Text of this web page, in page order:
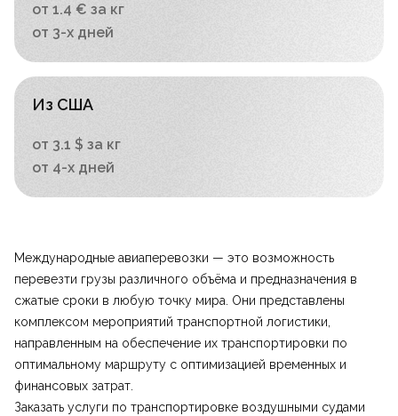
от 1.4 € за кг
от 3-х дней
Из США
от 3.1 $ за кг
от 4-х дней
Международные авиаперевозки — это возможность
перевезти грузы различного объёма и предназначения в
сжатые сроки в любую точку мира. Они представлены
комплексом мероприятий транспортной логистики,
направленным на обеспечение их транспортировки по
оптимальному маршруту с оптимизацией временных и
финансовых затрат.
Заказать услуги по транспортировке воздушными судами